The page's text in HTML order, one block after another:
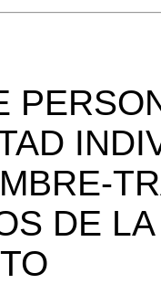
DE